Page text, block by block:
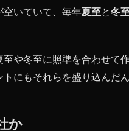
空いていて、毎年夏至と冬
や冬至に照準を合わせて
にもそれらを盛り込んだん
か